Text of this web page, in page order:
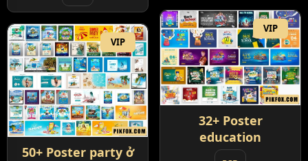
VIP
32+ Poster
education
VIP
50+ Poster party ở